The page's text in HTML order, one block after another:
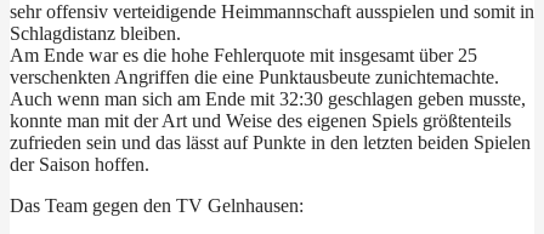
sehr offensiv verteidigende Heimmannschaft ausspielen und somit in
Schlagdistanz bleiben.
Am Ende war es die hohe Fehlerquote mit insgesamt über 25
verschenkten Angriffen die eine Punktausbeute zunichtemachte.
Auch wenn man sich am Ende mit 32:30 geschlagen geben musste,
konnte man mit der Art und Weise des eigenen Spiels größtenteils
zufrieden sein und das lässt auf Punkte in den letzten beiden Spielen
der Saison hoffen.
Das Team gegen den TV Gelnhausen: